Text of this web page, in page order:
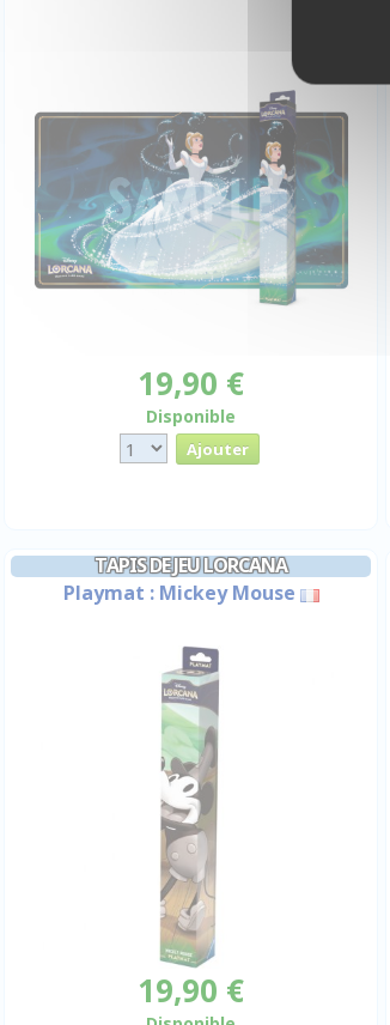
19,90 €
Disponible
TAPIS DE JEU LORCANA
Playmat : Mickey Mouse
19,90 €